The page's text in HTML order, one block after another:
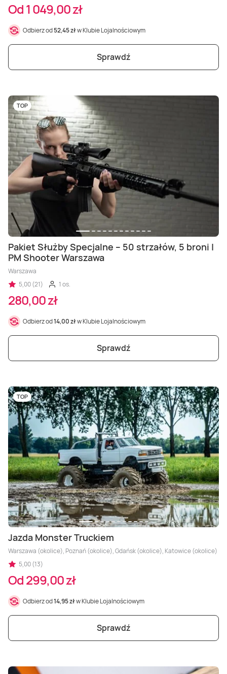
Od 1 049,00 zł
Odbierz od52,45 złw Klubie Lojalnościowym
Sprawdź
TOP
Pakiet Służby Specjalne – 50 strzałów, 5 broni |
PM Shooter Warszawa
Warszawa
5,00 (21)
1 os.
280,00 zł
Odbierz od14,00 złw Klubie Lojalnościowym
Sprawdź
TOP
Jazda Monster Truckiem
Warszawa (okolice), Poznań (okolice), Gdańsk (okolice), Katowice (okolice)
5,00 (13)
Od 299,00 zł
Odbierz od14,95 złw Klubie Lojalnościowym
Sprawdź